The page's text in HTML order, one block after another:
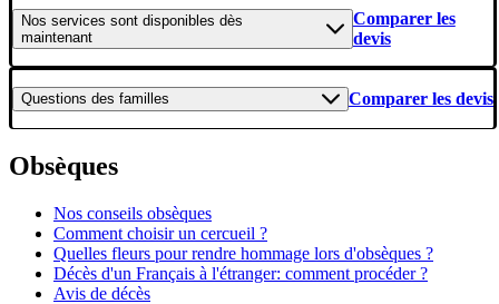
Nos services sont disponibles dès
maintenant
Comparer les
devis
Questions des familles Comparer les devis
Obsèques
Nos conseils obsèques
Comment choisir un cercueil ?
Quelles fleurs pour rendre hommage lors d'obsèques ?
Décès d'un Français à l'étranger: comment procéder ?
Avis de décès